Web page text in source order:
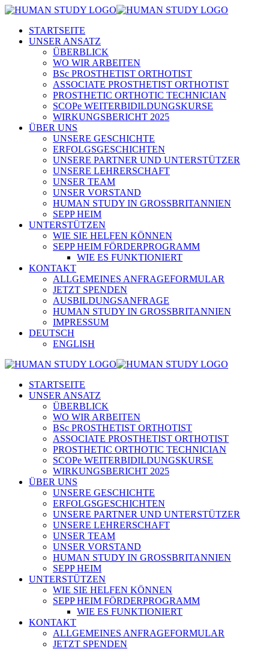
STARTSEITE
UNSER ANSATZ
ÜBERBLICK
WO WIR ARBEITEN
BSc PROSTHETIST ORTHOTIST
ASSOCIATE PROSTHETIST ORTHOTIST
PROSTHETIC ORTHOTIC TECHNICIAN
SCOPe WEITERBIDILDUNGSKURSE
WIRKUNGSBERICHT 2025
ÜBER UNS
UNSERE GESCHICHTE
ERFOLGSGESCHICHTEN
UNSERE PARTNER UND UNTERSTÜTZER
UNSERE LEHRERSCHAFT
UNSER TEAM
UNSER VORSTAND
HUMAN STUDY IN GROSSBRITANNIEN
SEPP HEIM
UNTERSTÜTZEN
WIE SIE HELFEN KÖNNEN
SEPP HEIM FÖRDERPROGRAMM
WIE ES FUNKTIONIERT
KONTAKT
ALLGEMEINES ANFRAGEFORMULAR
JETZT SPENDEN
AUSBILDUNGSANFRAGE
HUMAN STUDY IN GROSSBRITANNIEN
IMPRESSUM
DEUTSCH
ENGLISH
STARTSEITE
UNSER ANSATZ
ÜBERBLICK
WO WIR ARBEITEN
BSc PROSTHETIST ORTHOTIST
ASSOCIATE PROSTHETIST ORTHOTIST
PROSTHETIC ORTHOTIC TECHNICIAN
SCOPe WEITERBIDILDUNGSKURSE
WIRKUNGSBERICHT 2025
ÜBER UNS
UNSERE GESCHICHTE
ERFOLGSGESCHICHTEN
UNSERE PARTNER UND UNTERSTÜTZER
UNSERE LEHRERSCHAFT
UNSER TEAM
UNSER VORSTAND
HUMAN STUDY IN GROSSBRITANNIEN
SEPP HEIM
UNTERSTÜTZEN
WIE SIE HELFEN KÖNNEN
SEPP HEIM FÖRDERPROGRAMM
WIE ES FUNKTIONIERT
KONTAKT
ALLGEMEINES ANFRAGEFORMULAR
JETZT SPENDEN